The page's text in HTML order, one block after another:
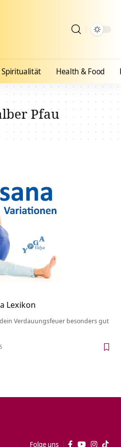
Spiritualität Health & Food
Pfau
Lexikon
Verdauungsfeuer besonders gut
Folge uns